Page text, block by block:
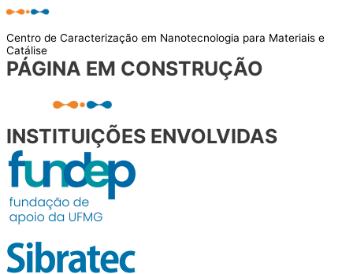
Centro de Caracterização em Nanotecnologia para Materiais e
Catálise
PÁGINA EM CONSTRUÇÃO
INSTITUIÇÕES ENVOLVIDAS